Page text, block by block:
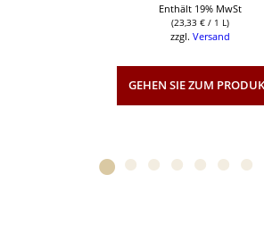
Enthält 19% MwSt
(23,33 €/ 1 L)
zzgl. Versand
GEHEN SIE ZUM